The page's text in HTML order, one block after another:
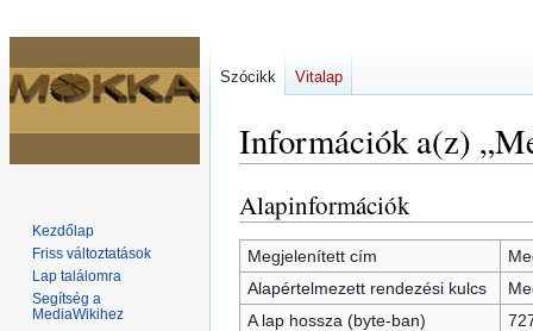
Információk a(z)
Ugrás
a
navigációhoz
Ugrás
a
kereséshez
Alapinformációk
Megjelenített cím
Alapértelmezett rendezési kulcs
A lap hossza (byte-ban)
Szócikk Vitalap
Kezdőlap
Friss változtatások
Lap találomra
Segítség a
MediaWikihez